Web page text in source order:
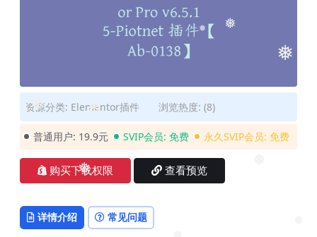
❅
❅ ❅
❅
❅
资源分类: Elementor插件 浏览热度: (8)
普通用户: 19.9元 SVIP会员: 免费 永久SVIP会员: 免费
购买下载权限 查看预览
详情介绍 常见问题